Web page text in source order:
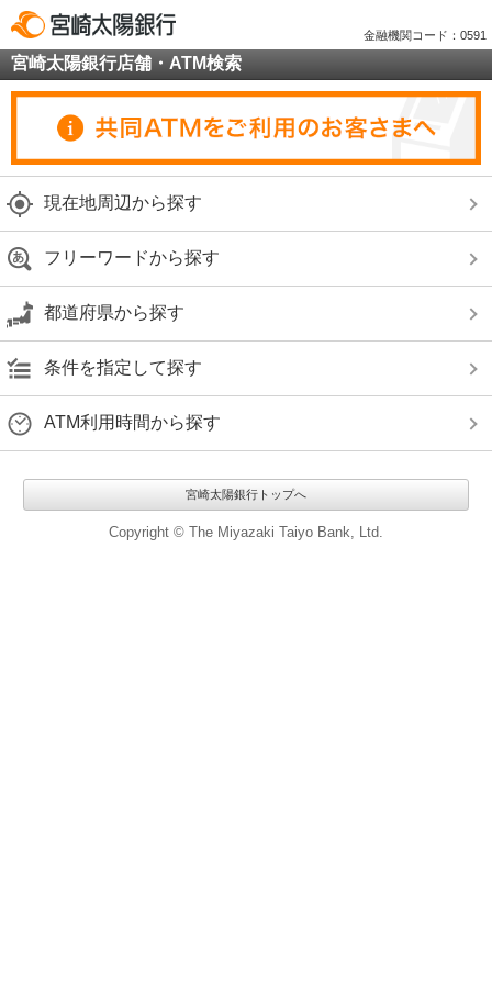
金融機関コード：0591
宮崎太陽銀行店舗・ATM検索
現在地周辺から探す
フリーワードから探す
都道府県から探す
条件を指定して探す
ATM利用時間から探す
宮崎太陽銀行トップへ
Copyright © The Miyazaki Taiyo Bank, Ltd.